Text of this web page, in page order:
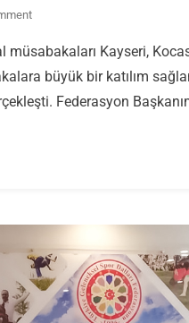
On
Atlı
Okçuluk
Final
müsabakaları Kayseri,
büyük bir katılım
Federasyon